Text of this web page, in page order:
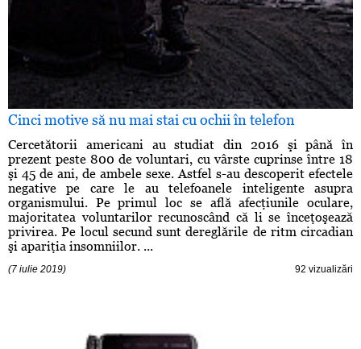
Cinci motive să nu mai stai cu ochii în telefon
Cercetătorii americani au studiat din 2016 şi până în
prezent peste 800 de voluntari, cu vârste cuprinse între 18
şi 45 de ani, de ambele sexe. Astfel s-au descoperit efectele
negative pe care le au telefoanele inteligente asupra
organismului. Pe primul loc se află afecţiunile oculare,
majoritatea voluntarilor recunoscând că li se înceţoşează
privirea. Pe locul secund sunt dereglările de ritm circadian
şi apariţia insomniilor. ...
(7 iulie 2019) 92 vizualizări